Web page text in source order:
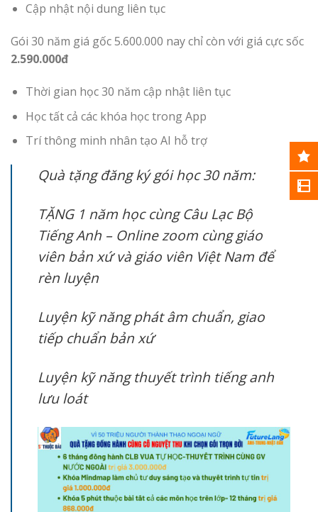
Cập nhật nội dung liên tục
Gói 30 năm giá gốc 5.600.000 nay chỉ còn với giá cực sốc
2.590.000đ
Thời gian học 30 năm cập nhật liên tục
Học tất cả các khóa học trong App
Trí thông minh nhân tạo AI hỗ trợ
Quà tặng đăng ký gói học 30 năm:
TẶNG 1 năm học cùng Câu Lạc Bộ
Tiếng Anh – Online zoom cùng giáo
viên bản xứ và giáo viên Việt Nam để
rèn luyện
Luyện kỹ năng phát âm chuẩn, giao
tiếp chuẩn bản xứ
Luyện kỹ năng thuyết trình tiếng anh
lưu loát